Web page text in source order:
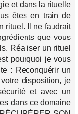
et dans la rituelle
êtes en train de
rituel. Il ne faudrait
que vous
Réaliser un rituel
pourquoi je vous
: Reconquérir un
disposition, je
et avec un
dans ce domaine